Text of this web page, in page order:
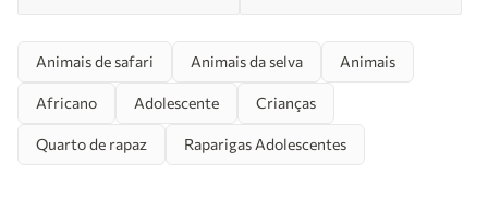
Animais de safari Animais da selva Animais
Africano Adolescente Crianças
Quarto de rapaz Raparigas Adolescentes